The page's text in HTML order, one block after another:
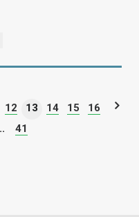
12 13 14 15
16
41